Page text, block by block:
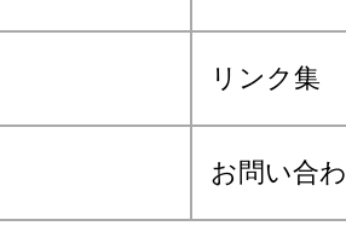
リンク集
お問い合